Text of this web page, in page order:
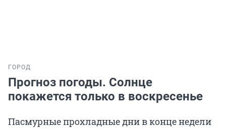
ГОРОД
Прогноз погоды. Солнце
покажется только в воскресенье
Пасмурные прохладные дни в конце недели